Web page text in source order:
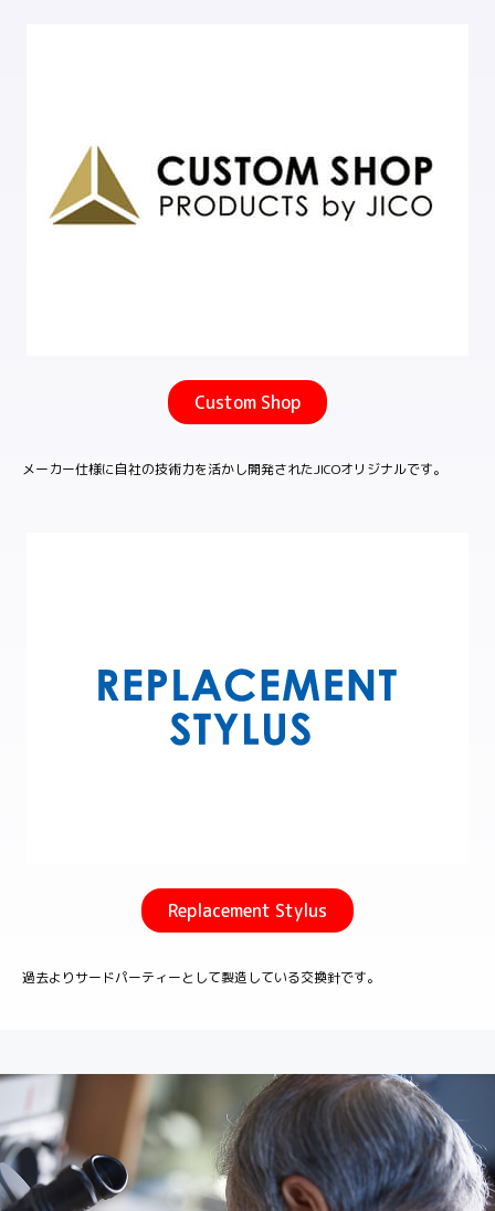
Custom Shop
メーカー仕様に自社の技術力を活かし開発されたJICOオリジナルです。
Replacement Stylus
過去よりサードパーティーとして製造している交換針です。